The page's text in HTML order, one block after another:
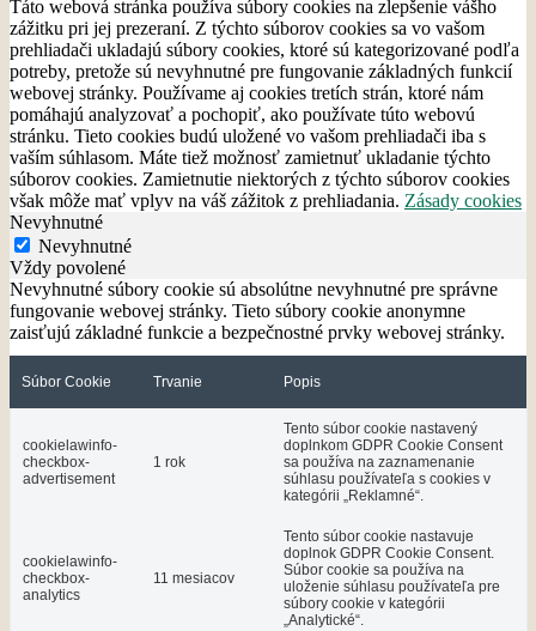
Táto webová stránka používa súbory cookies na zlepšenie vášho
zážitku pri jej prezeraní. Z týchto súborov cookies sa vo vašom
prehliadači ukladajú súbory cookies, ktoré sú kategorizované podľa
potreby, pretože sú nevyhnutné pre fungovanie základných funkcií
webovej stránky. Používame aj cookies tretích strán, ktoré nám
pomáhajú analyzovať a pochopiť, ako používate túto webovú
stránku. Tieto cookies budú uložené vo vašom prehliadači iba s
vaším súhlasom. Máte tiež možnosť zamietnuť ukladanie týchto
súborov cookies. Zamietnutie niektorých z týchto súborov cookies
však môže mať vplyv na váš zážitok z prehliadania. Zásady cookies
Nevyhnutné
Nevyhnutné
Vždy povolené
Nevyhnutné súbory cookie sú absolútne nevyhnutné pre správne
fungovanie webovej stránky. Tieto súbory cookie anonymne
zaisťujú základné funkcie a bezpečnostné prvky webovej stránky.
Súbor Cookie Trvanie Popis
cookielawinfo-
checkbox-
advertisement
1 rok
Tento súbor cookie nastavený
doplnkom GDPR Cookie Consent
sa používa na zaznamenanie
súhlasu používateľa s cookies v
kategórii „Reklamné“.
cookielawinfo-
checkbox-
analytics
11 mesiacov
Tento súbor cookie nastavuje
doplnok GDPR Cookie Consent.
Súbor cookie sa používa na
uloženie súhlasu používateľa pre
súbory cookie v kategórii
„Analytické“.